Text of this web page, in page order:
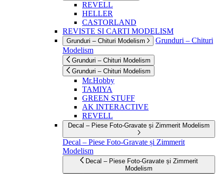
REVELL
HELLER
CASTORLAND
REVISTE SI CARTI MODELISM
Grunduri – Chituri Modelism
Grunduri – Chituri
Modelism
Grunduri – Chituri Modelism
Grunduri – Chituri Modelism
Mr.Hobby
TAMIYA
GREEN STUFF
AK INTERACTIVE
REVELL
Decal – Piese Foto-Gravate și Zimmerit Modelism
Decal – Piese Foto-Gravate și Zimmerit
Modelism
Decal – Piese Foto-Gravate și Zimmerit
Modelism